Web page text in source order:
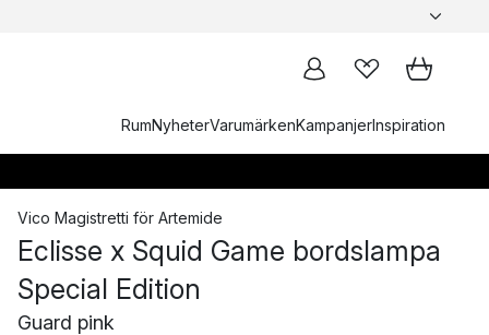
RumNyheterVarumärkenKampanjerInspiration
Vico Magistretti för Artemide
Eclisse x Squid Game bordslampa
Special Edition
Guard pink